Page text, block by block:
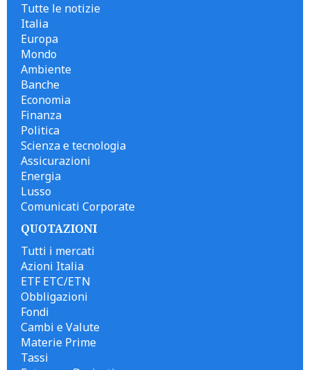
Tutte le notizie
Italia
Europa
Mondo
Ambiente
Banche
Economia
Finanza
Politica
Scienza e tecnologia
Assicurazioni
Energia
Lusso
Comunicati Corporate
QUOTAZIONI
Tutti i mercati
Azioni Italia
ETF ETC/ETN
Obbligazioni
Fondi
Cambi e Valute
Materie Prime
Tassi